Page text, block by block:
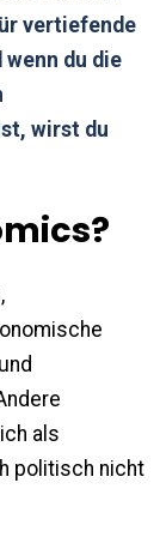
vertiefende
wenn du die
wirst du
als
politisch nicht